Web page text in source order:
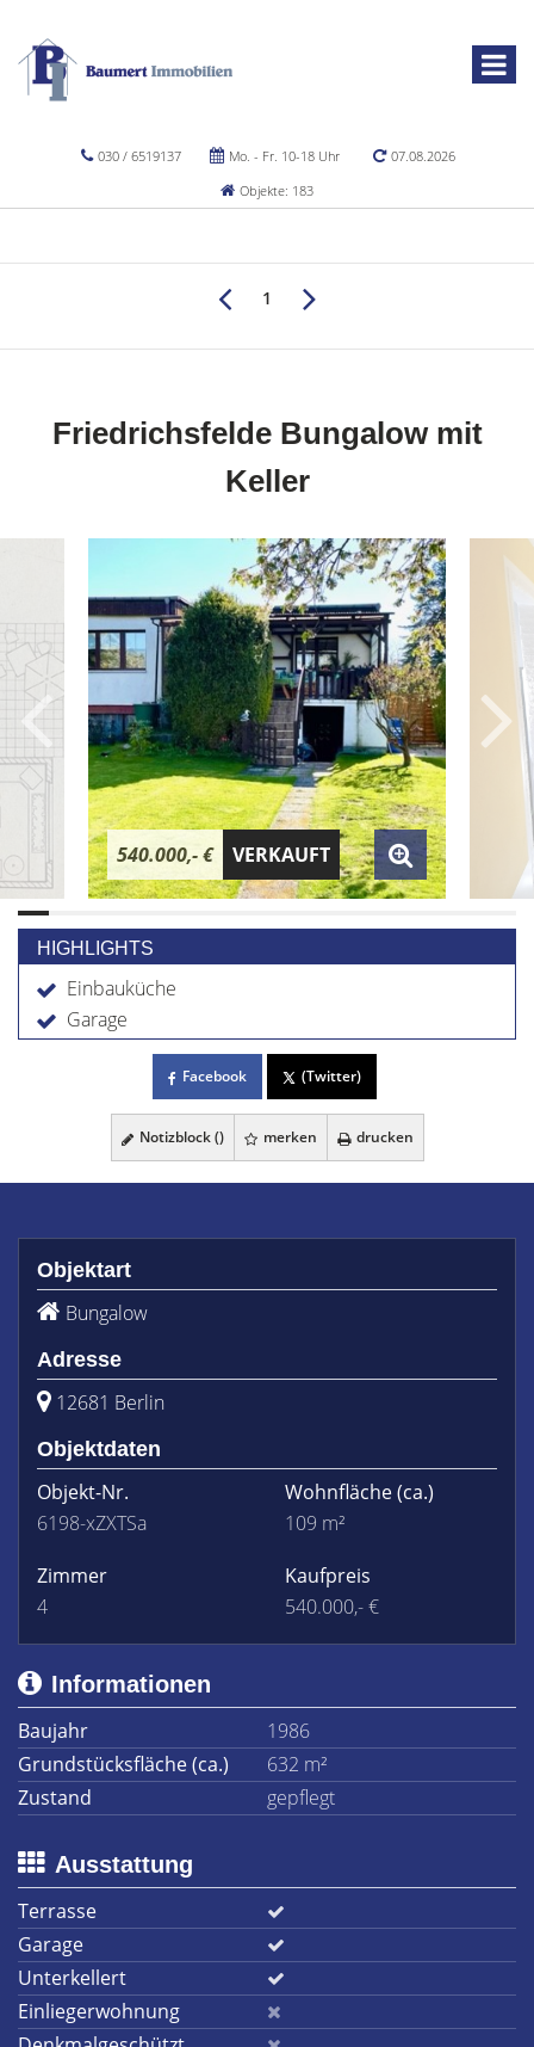
030 / 6519137 Mo. - Fr. 10-18 Uhr
07.08.2026
Objekte: 183
1
Friedrichsfelde Bungalow mit
Keller
540.000,- € VERKAUFT
HIGHLIGHTS
Einbauküche
Garage
Facebook (Twitter)
Notizblock () merken drucken
Objektart
Bungalow
Adresse
12681 Berlin
Objektdaten
Objekt-Nr.
6198-xZXTSa
Wohnfläche(ca.)
109 m²
Zimmer
4
Kaufpreis
540.000,- €
Informationen
Baujahr
1986
Grundstücksfläche (ca.)
632 m²
Zustand
gepflegt
Ausstattung
Terrasse
Garage
Unterkellert
Einliegerwohnung